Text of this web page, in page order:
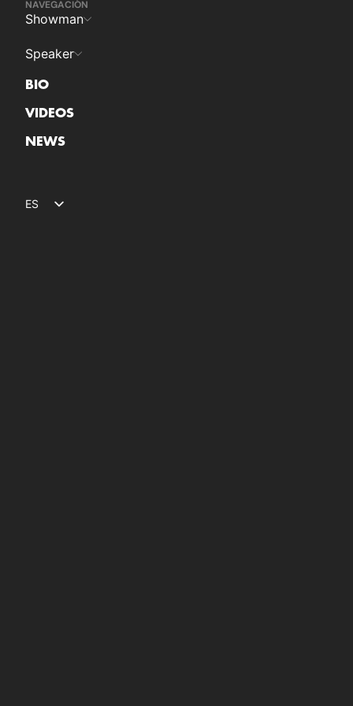
NAVEGACIÓN
Showman
Speaker
BIO
VIDEOS
NEWS
ES